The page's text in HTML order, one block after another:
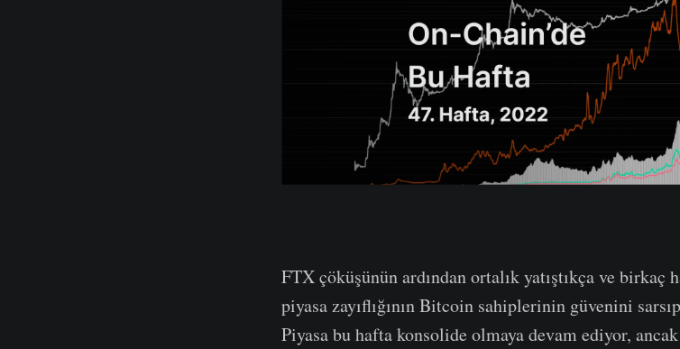
FTX çöküşünün ardından ortalık yatıştıkça ve
piyasa zayıflığının Bitcoin sahiplerinin güvenini
Piyasa bu hafta konsolide olmaya devam ediyor,